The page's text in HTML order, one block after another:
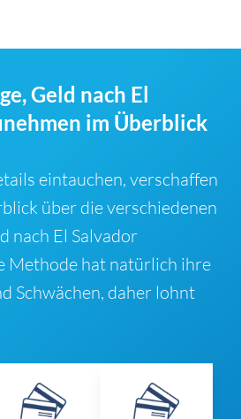
Geld nach El
im Überblick
eintauchen, verschaffen
über die verschiedenen
nach El Salvador
Methode hat natürlich ihre
Schwächen, daher lohnt